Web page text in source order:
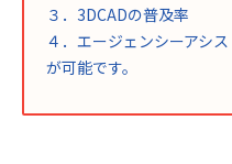
３．3DCADの普及率
４．エージェンシーアシ
が可能です。